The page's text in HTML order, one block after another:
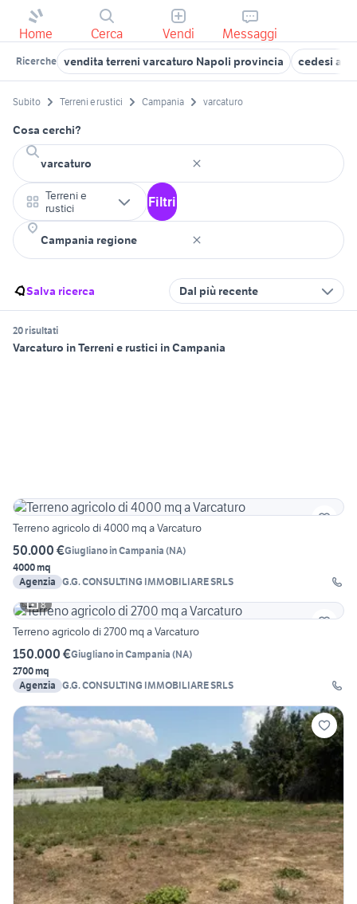
Home Cerca Vendi Messaggi
Ricerche vendita terreni varcaturo Napoli provincia cedesi
Subito Terreni e rustici Campania varcaturo
Cosa cerchi?
Terreni e
rustici
Filtri
Salva ricerca Dal più recente
20 risultati
Varcaturo in Terreni e rustici in Campania
Terreno agricolo di 4000 mq a Varcaturo
50.000 €Giugliano in Campania (NA)
4000 mq
Agenzia G.G. CONSULTING IMMOBILIARE SRLS
8
Terreno agricolo di 2700 mq a Varcaturo
150.000 €Giugliano in Campania (NA)
2700 mq
Agenzia G.G. CONSULTING IMMOBILIARE SRLS